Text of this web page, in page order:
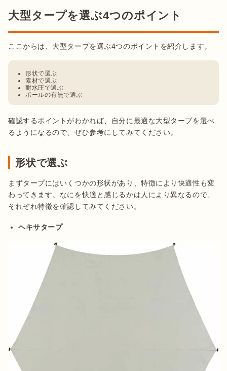
大型タープを選ぶ4つのポイント
形状で選ぶ
素材で選ぶ
耐水圧で選ぶ
ポールの有無で選ぶ
確認するポイントがわかれば、自分に最適な大型タープを選べ
るようになるので、ぜひ参考にしてみてください。
形状で選ぶ
まずタープにはいくつかの形状があり、特徴により快適性も変
わってきます。なにを快適と感じるかは人により異なるので、
それぞれ特徴を確認してみてください。
ヘキサタープ